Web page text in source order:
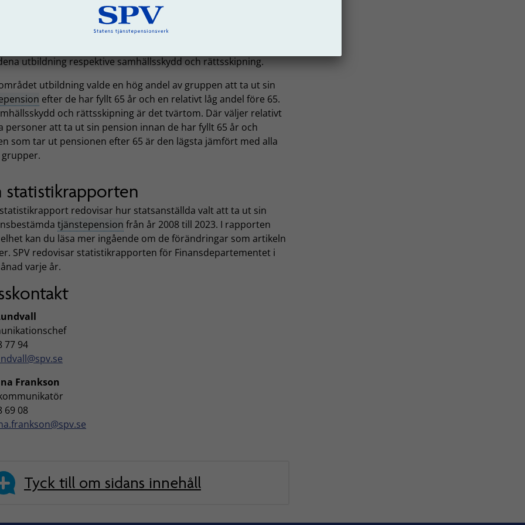
väljer att ta ut sin pension skiljer sig mellan olika
inom staten. De största grupperna med nya
utbildning respektive samhällsskydd och rättsskipning.
utbildning valde en hög andel av gruppen att ta ut sin
efter de har fyllt 65 år och en relativt låg andel före 65.
och rättsskipning är det tvärtom. Där väljer relativt
personer att ta ut sin pension innan de har fyllt 65 år och
som tar ut pensionen efter 65 är den lägsta jämfört med alla
statistikrapporten
statistikrapport redovisar hur statsanställda valt att ta ut sin
tjänstepension från år 2008 till 2023. I rapporten
kan du läsa mer ingående om de förändringar som artikeln
SPV redovisar statistikrapporten för Finansdepartementet i
varje år.
77 94
Frankson
69 08
Tyck till om sidans innehåll